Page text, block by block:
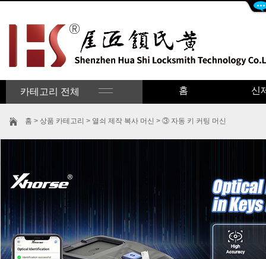
카테고리 전체 홈 신
홈 > 상품 카테고리 > 열쇠 제작 복사 머신 > ③ 자동 키 커팅 머신